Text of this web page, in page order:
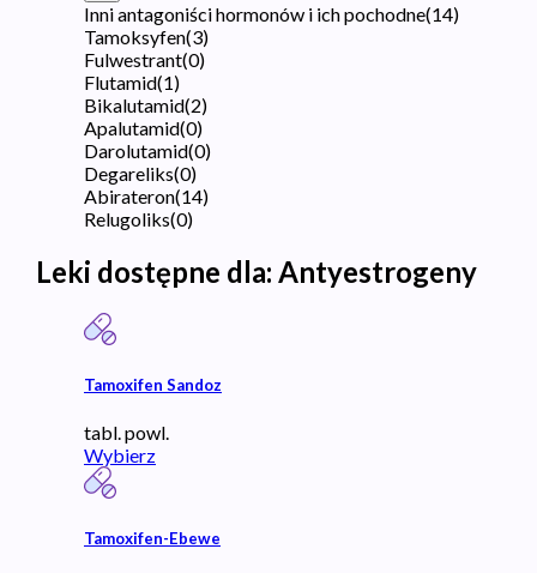
Inni antagoniści hormonów i ich pochodne(14)
Tamoksyfen(3)
Fulwestrant(0)
Flutamid(1)
Bikalutamid(2)
Apalutamid(0)
Darolutamid(0)
Degareliks(0)
Abirateron(14)
Relugoliks(0)
Leki dostępne dla: Antyestrogeny
Tamoxifen Sandoz
tabl. powl.
Wybierz
Tamoxifen-Ebewe